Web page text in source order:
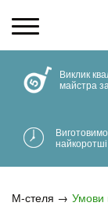
Виклик
майстра
М-стеля Умови